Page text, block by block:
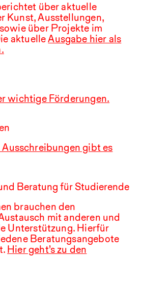
über aktuelle
Kunst, Ausstellungen,
über Projekte im
aktuelleAusgabe hier als
wichtige Förderungen.
gibt es
Beratung für Studierende
brauchen den
mit anderen und
Unterstützung. Hierfür
Beratungsangebote
Hier geht’s zu den